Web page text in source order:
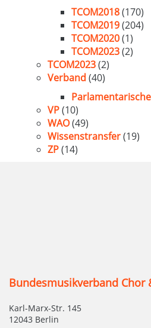
TCOM2018(170)
TCOM2019(204)
TCOM2020(1)
TCOM2023(2)
TCOM2023(2)
Verband (40)
VP(10)
WAO(49)
Wissenstransfer(19)
ZP(14)
Bundesmusikverband Chor
Karl-Marx-Str. 145
12043 Berlin